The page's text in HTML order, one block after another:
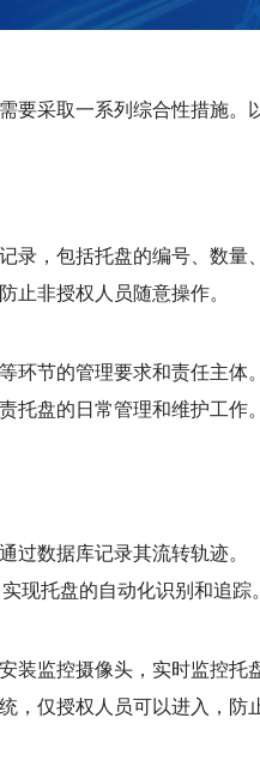
要采取一系列综合性措施。
录，包括托盘的编号、数量
止非授权人员随意操作。
环节的管理要求和责任主体。
托盘的日常管理和维护工作。
过数据库记录其流转轨迹。
现托盘的自动化识别和追踪。
装监控摄像头，实时监控托
，仅授权人员可以进入，防